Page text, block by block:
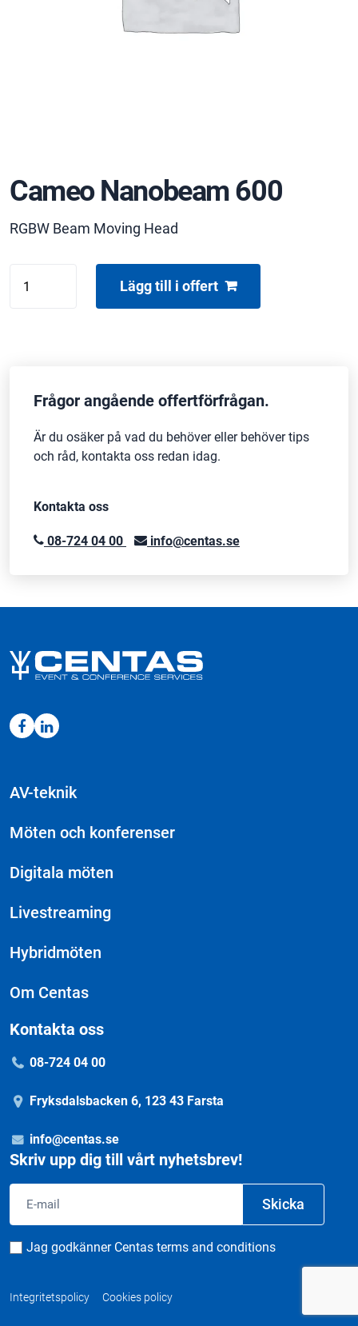
Cameo Nanobeam 600
RGBW Beam Moving Head
Nanobeam
Lägg till i offert
Frågor angående offertförfrågan.
Är du osäker på vad du behöver eller behöver tips
och råd, kontakta oss redan idag.
Kontakta oss
08-724 04 00 info@centas.se
AV-teknik
Möten och konferenser
Digitala möten
Livestreaming
Hybridmöten
Om Centas
Kontakta oss
08-724 04 00
Fryksdalsbacken 6, 123 43 Farsta
info@centas.se
Skriv upp dig till vårt nyhetsbrev!
Skicka
Consent
Jag godkänner Centas terms and conditions
Integritetspolicy Cookies policy